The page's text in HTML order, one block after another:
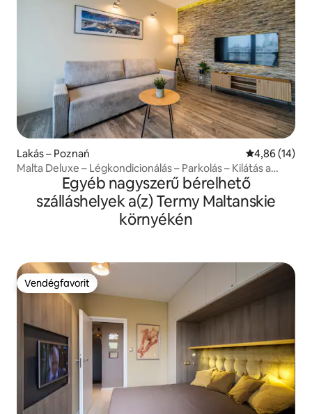
Lakás – Poznań Átlagos
4,86 (14)
Malta Deluxe – Légkondicionálás – Parkolás – Kilátás a
Egyéb nagyszerű bérelhető
szálláshelyek a(z) Termy Maltanskie
környékén
Vendégfavorit
Vendégfavorit